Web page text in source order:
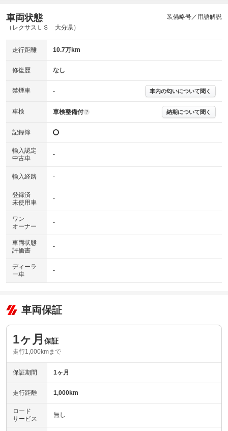
ABS その他
※グー故障診断は保証サービスではございません。購入時は必ず現車をご
※実際にお渡しする故障診断書につきましては、形式および表示項目が異
※グー故障診断書はあくまでも実施時点での診断結果となります。将来に
わたり車両状態を担保するものではありませんので、車両情報等の詳細は
車両状態
（レクサスＬＳ 大分県）
装備略号／用語解説
走行距離 10.7万km
修復歴 なし
禁煙車 - 車内の匂いについて聞く
車検 車検整備付 ? 納期について聞く
記録簿
輸入認定
中古車
-
輸入経路 -
登録済
未使用車
-
ワン
オーナー
-
車両状態
評価書
-
ディーラ
ー車
-
車両保証
1ヶ月 保証
走行1,000kmまで
保証期間 1ヶ月
走行距離 1,000km
ロード
サービス
無し